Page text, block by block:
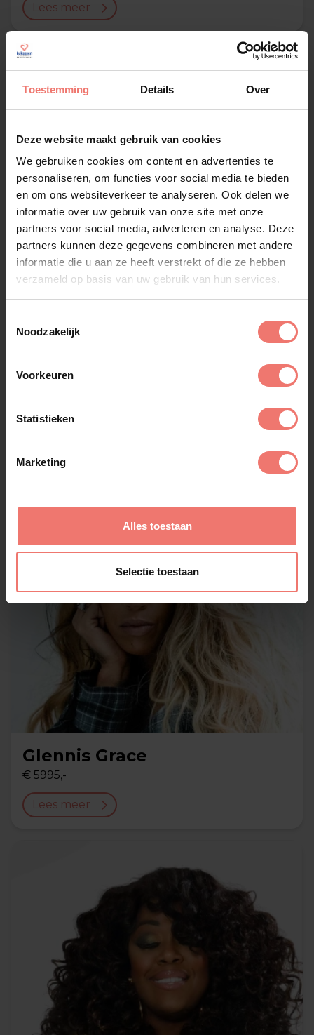
Toestemming Details Over
Deze website maakt gebruik van cookies
We gebruiken cookies om content en advertenties te
personaliseren, om functies voor social media te bieden
en om ons websiteverkeer te analyseren. Ook delen we
informatie over uw gebruik van onze site met onze
partners voor social media, adverteren en analyse. Deze
partners kunnen deze gegevens combineren met andere
informatie die u aan ze heeft verstrekt of die ze hebben
verzameld op basis van uw gebruik van hun services.
Noodzakelijk
Voorkeuren
Statistieken
Marketing
Alles toestaan
Selectie toestaan
Lees meer
op aanvraag
Glennis Grace
€ 5995,-
Lees meer